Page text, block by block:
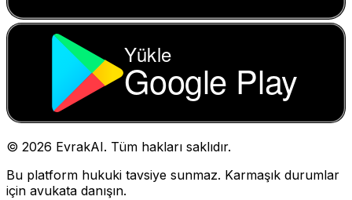
Yükle
Google Play
© 2026 EvrakAI. Tüm hakları saklıdır.
Bu platform hukuki tavsiye sunmaz. Karmaşık durumlar
için avukata danışın.